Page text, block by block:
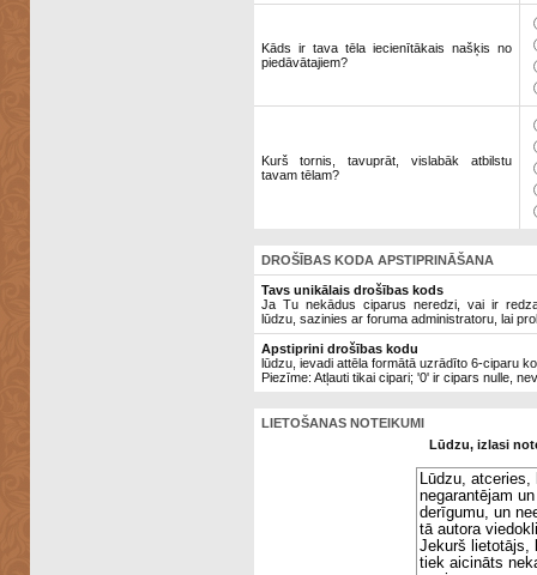
Kāds ir tava tēla iecienītākais našķis no
piedāvātajiem?
Kurš tornis, tavuprāt, vislabāk atbilstu
tavam tēlam?
DROŠĪBAS KODA APSTIPRINĀŠANA
Tavs unikālais drošības kods
Ja Tu nekādus ciparus neredzi, vai ir
lūdzu, sazinies ar foruma administratoru, lai
Apstiprini drošības kodu
lūdzu, ievadi attēla formātā uzrādīto 6-ciparu
Piezīme: Atļauti tikai cipari; '0' ir cipars nulle,
LIETOŠANAS NOTEIKUMI
Lūdzu, izlasi